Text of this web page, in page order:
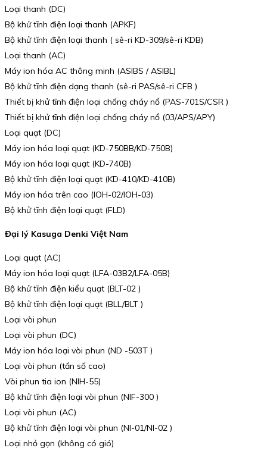
Loại thanh (DC)
Bộ khử tĩnh điện loại thanh (APKF)
Bộ khử tĩnh điện loại thanh ( sê-ri KD-309/sê-ri KDB)
Loại thanh (AC)
Máy ion hóa AC thông minh (ASIBS / ASIBL)
Bộ khử tĩnh điện dạng thanh (sê-ri PAS/sê-ri CFB )
Thiết bị khử tĩnh điện loại chống cháy nổ (PAS-701S/CSR )
Thiết bị khử tĩnh điện loại chống cháy nổ (03/APS/APY)
Loại quạt (DC)
Máy ion hóa loại quạt (KD-750BB/KD-750B)
Máy ion hóa loại quạt (KD-740B)
Bộ khử tĩnh điện loại quạt (KD-410/KD-410B)
Máy ion hóa trên cao (IOH-02/IOH-03)
Bộ khử tĩnh điện loại quạt (FLD)
Đại lý Kasuga Denki Việt Nam
Loại quạt (AC)
Máy ion hóa loại quạt (LFA-03B2/LFA-05B)
Bộ khử tĩnh điện kiểu quạt (BLT-02 )
Bộ khử tĩnh điện loại quạt (BLL/BLT )
Loại vòi phun
Loại vòi phun (DC)
Máy ion hóa loại vòi phun (ND -503T )
Loại vòi phun (tần số cao)
Vòi phun tia ion (NIH-55)
Bộ khử tĩnh điện loại vòi phun (NIF-300 )
Loại vòi phun (AC)
Bộ khử tĩnh điện loại vòi phun (NI-01/NI-02 )
Loại nhỏ gọn (không có gió)